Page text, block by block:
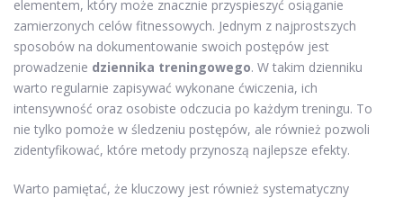
elementem, który może znacznie przyspieszyć osiąganie
zamierzonych celów fitnessowych. Jednym z najprostszych
sposobów na dokumentowanie swoich postępów jest
prowadzenie dziennika treningowego. W takim dzienniku
warto regularnie zapisywać wykonane ćwiczenia, ich
intensywność oraz osobiste odczucia po każdym treningu. To
nie tylko pomoże w śledzeniu postępów, ale również pozwoli
zidentyfikować, które metody przynoszą najlepsze efekty.
Warto pamiętać, że kluczowy jest również systematyczny